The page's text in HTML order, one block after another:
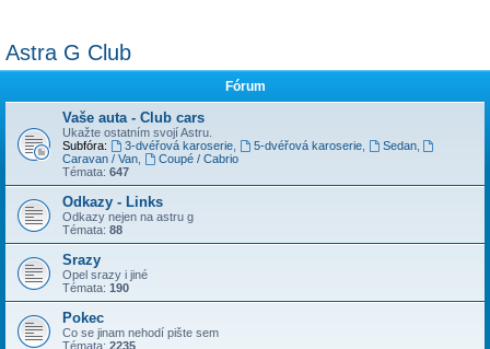
Astra G Club
Fórum
Vaše auta - Club cars
Ukažte ostatním svojí Astru.
Subfóra:
3-dvéřová karoserie, 5-dvéřová karoserie, Sedan,
Caravan / Van
Coupé / Cabrio
Témata: 647
Odkazy - Links
Odkazy nejen na astru g
Témata: 88
Srazy
Opel srazy i jiné
Témata: 190
Pokec
Co se jinam nehodí pište sem
Témata: 2235